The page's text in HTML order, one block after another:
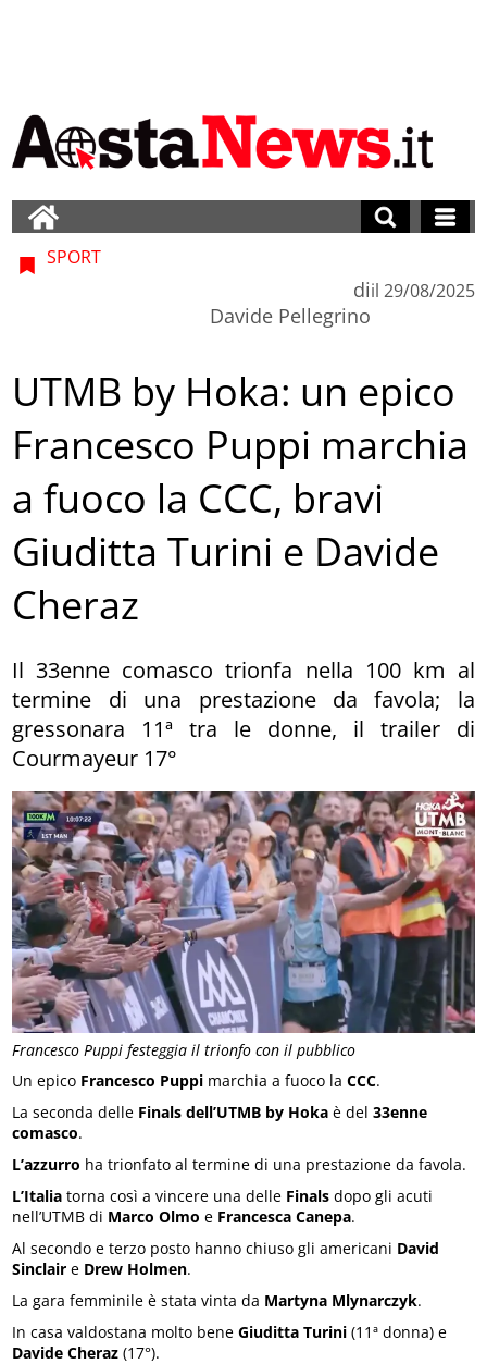
Francesco Puppi festeggia il trionfo con il pubblico
SPORT
di
Davide Pellegrino
il 29/08/2025
UTMB by Hoka: un epico
Francesco Puppi marchia
a fuoco la CCC, bravi
Giuditta Turini e Davide
Cheraz
Il 33enne comasco trionfa nella 100 km al
termine di una prestazione da favola; la
gressonara 11ª tra le donne, il trailer di
Courmayeur 17°
Un epico Francesco Puppi marchia a fuoco laCCC.
La seconda delle Finals dell’UTMB by Hoka è del33enne
comasco.
L’azzurro ha trionfato al termine di una prestazione da favola.
L’Italia torna così a vincere una delle Finals dopo gli acuti
nell’UTMB di Marco Olmo e Francesca Canepa.
Al secondo e terzo posto hanno chiuso gli americani David
Sinclair e Drew Holmen.
La gara femminile è stata vinta da Martyna Mlynarczyk.
In casa valdostana molto beneGiuditta Turini (11ª donna) e
Davide Cheraz (17°).